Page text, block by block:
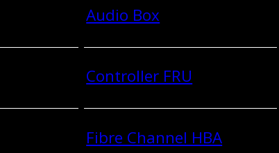
Audio Box
Controller FRU
Fibre Channel HBA